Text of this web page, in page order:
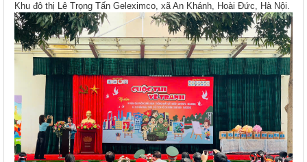
Khu đô thị Lê Trọng Tấn Geleximco, xã An Khánh, Hoài Đức, Hà Nội.